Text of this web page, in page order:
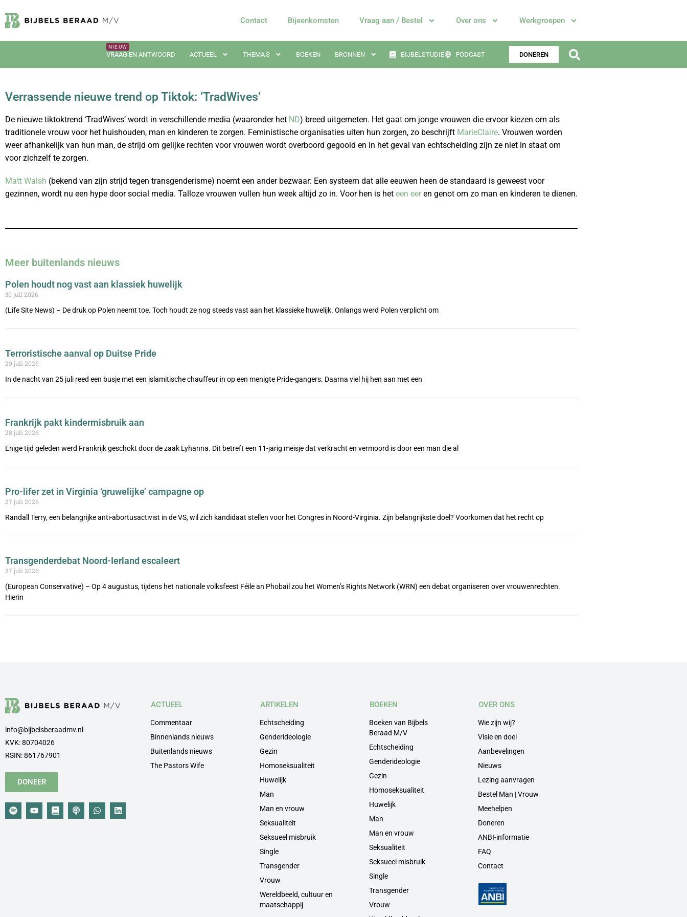
Contact Bijeenkomsten Vraag aan / Bestel Over ons Werkgroepen
VRAAG EN ANTWOORD ACTUEEL THEMA’S BOEKEN BRONNEN BIJBELSTUDIE PODCAST DONEREN
Verrassende nieuwe trend op Tiktok: ‘TradWives’
De nieuwe tiktoktrend ‘TradWives’ wordt in verschillende media (waaronder het ND) breed uitgemeten. Het gaat om jonge vrouwen die ervoor kiezen om als
traditionele vrouw voor het huishouden, man en kinderen te zorgen. Feministische organisaties uiten hun zorgen, zo beschrijft MarieClaire. Vrouwen worden
weer afhankelijk van hun man, de strijd om gelijke rechten voor vrouwen wordt overboord gegooid en in het geval van echtscheiding zijn ze niet in staat om
voor zichzelf te zorgen.
Matt Walsh (bekend van zijn strijd tegen transgenderisme) noemt een ander bezwaar: Een systeem dat alle eeuwen heen de standaard is geweest voor
gezinnen, wordt nu een hype door social media. Talloze vrouwen vullen hun week altijd zo in. Voor hen is het een eer en genot om zo man en kinderen te dienen.
Meer buitenlands nieuws
Polen houdt nog vast aan klassiek huwelijk
30 juli 2026
(Life Site News) – De druk op Polen neemt toe. Toch houdt ze nog steeds vast aan het klassieke huwelijk. Onlangs werd Polen verplicht om
Terroristische aanval op Duitse Pride
29 juli 2026
In de nacht van 25 juli reed een busje met een islamitische chauffeur in op een menigte Pride-gangers. Daarna viel hij hen aan met een
Frankrijk pakt kindermisbruik aan
28 juli 2026
Enige tijd geleden werd Frankrijk geschokt door de zaak Lyhanna. Dit betreft een 11-jarig meisje dat verkracht en vermoord is door een man die al
Pro-lifer zet in Virginia ‘gruwelijke’ campagne op
27 juli 2026
Randall Terry, een belangrijke anti-abortusactivist in de VS, wil zich kandidaat stellen voor het Congres in Noord-Virginia. Zijn belangrijkste doel? Voorkomen dat het recht op
Transgenderdebat Noord-Ierland escaleert
27 juli 2026
(European Conservative) – Op 4 augustus, tijdens het nationale volksfeest Féile an Phobail zou het Women’s Rights Network (WRN) een debat organiseren over vrouwenrechten.
Hierin
info@bijbelsberaadmv.nl
KVK: 80704026
RSIN: 861767901
DONEER
ACTUEEL
Commentaar
Binnenlands nieuws
Buitenlands nieuws
The Pastors Wife
ARTIKELEN
Echtscheiding
Genderideologie
Gezin
Homoseksualiteit
Huwelijk
Man
Man en vrouw
Seksualiteit
Seksueel misbruik
Single
Transgender
Vrouw
Wereldbeeld, cultuur en
maatschappij
BOEKEN
Boeken van Bijbels
Beraad M/V
Echtscheiding
Genderideologie
Gezin
Homoseksualiteit
Huwelijk
Man
Man en vrouw
Seksualiteit
Seksueel misbruik
Single
Transgender
Vrouw
OVER ONS
Wie zijn wij?
Visie en doel
Aanbevelingen
Nieuws
Lezing aanvragen
Bestel Man | Vrouw
Meehelpen
Doneren
ANBI-informatie
FAQ
Contact